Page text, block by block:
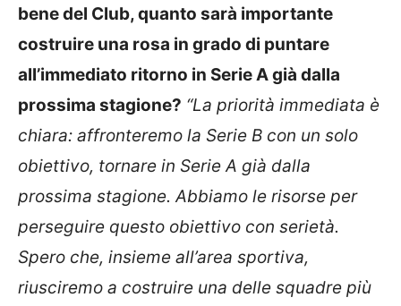
bene del Club, quanto sarà importante
costruire una rosa in grado di puntare
all’immediato ritorno in Serie A già dalla
prossima stagione? “La priorità immediata è
chiara: affronteremo la Serie B con un solo
obiettivo, tornare in Serie A già dalla
prossima stagione. Abbiamo le risorse per
perseguire questo obiettivo con serietà.
Spero che, insieme all’area sportiva,
riusciremo a costruire una delle squadre più